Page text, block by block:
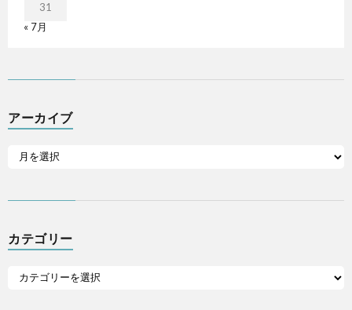
31
« 7月
アーカイブ
カテゴリー